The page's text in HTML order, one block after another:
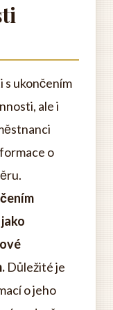
s ukončením
ale i
o
Důležité je
o jeho